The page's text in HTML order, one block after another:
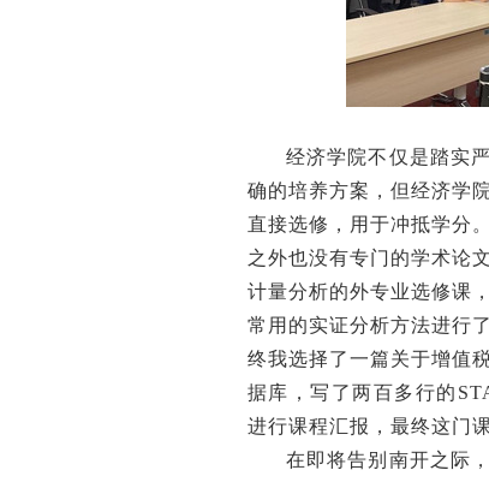
经济学院不仅是踏实
确的培养方案，但经济学
直接选修，用于冲抵学分
之外也没有专门的学术论
计量分析的外专业选修课
常用的实证分析方法进行
终我选择了一篇关于增值
据库，写了两百多行的
进行课程汇报，最终这门
在即将告别南开之际